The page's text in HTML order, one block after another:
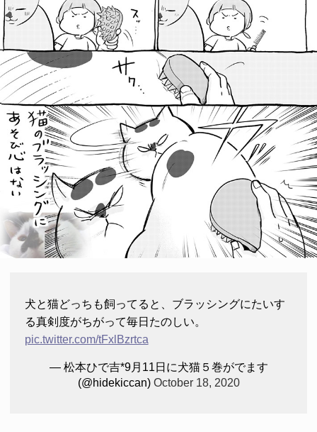
犬と猫どっちも飼ってると、ブラッシングにたいす
る真剣度がちがって毎日たのしい。
pic.twitter.com/tFxlBzrtca
— 松本ひで吉*9月11日に犬猫５巻がでます
(@hidekiccan) October 18, 2020